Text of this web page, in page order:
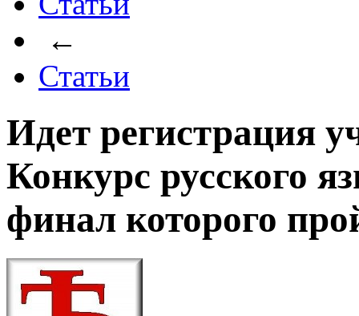
←
Статьи
Идет регистрация
Конкурс русского
финал которого